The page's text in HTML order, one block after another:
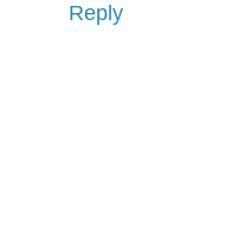
Reply